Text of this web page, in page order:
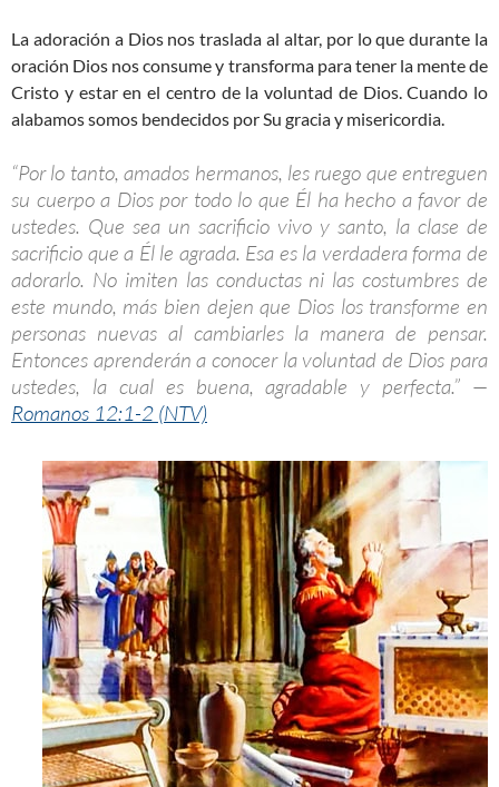
La adoración a Dios nos traslada al altar, por lo que durante la
oración Dios nos consume y transforma para tener la mente de
Cristo y estar en el centro de la voluntad de Dios. Cuando lo
alabamos somos bendecidos por Su gracia y misericordia.
“Por lo tanto, amados hermanos, les ruego que entreguen
su cuerpo a Dios por todo lo que Él ha hecho a favor de
ustedes. Que sea un sacrificio vivo y santo, la clase de
sacrificio que a Él le agrada. Esa es la verdadera forma de
adorarlo. No imiten las conductas ni las costumbres de
este mundo, más bien dejen que Dios los transforme en
personas nuevas al cambiarles la manera de pensar.
Entonces aprenderán a conocer la voluntad de Dios para
ustedes, la cual es buena, agradable y perfecta.” —
Romanos 12:1-2 (NTV)